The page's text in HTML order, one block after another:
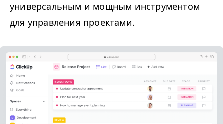
универсальным и мощным инструментом
для управления проектами.